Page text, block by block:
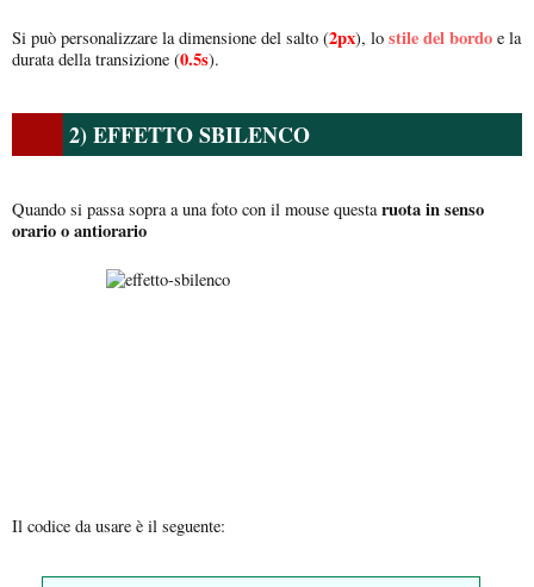
Si può personalizzare la dimensione del salto (2px), lo stile del bordo e la
durata della transizione (0.5s).
2) EFFETTO SBILENCO
Quando si passa sopra a una foto con il mouse questaruota in senso
orario o antiorario
Il codice da usare è il seguente: